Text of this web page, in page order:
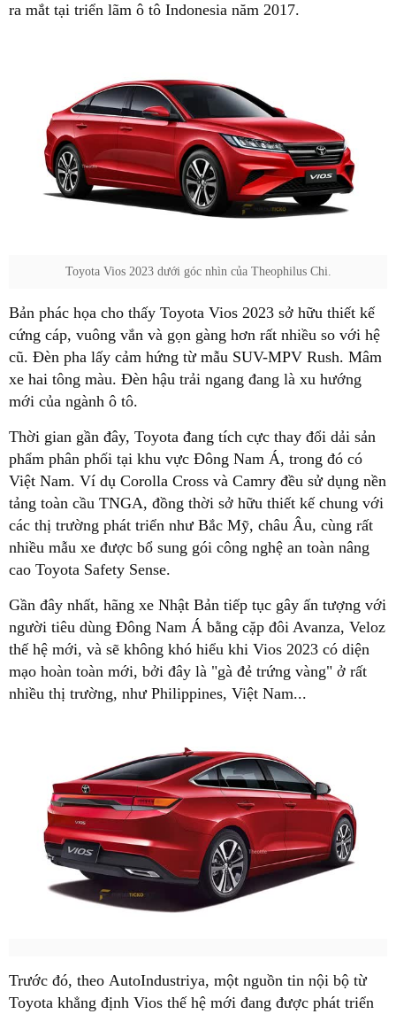
ra mắt tại triển lãm ô tô Indonesia năm 2017.
Toyota Vios 2023 dưới góc nhìn của Theophilus Chi.
Bản phác họa cho thấy Toyota Vios 2023 sở hữu thiết kế
cứng cáp, vuông vắn và gọn gàng hơn rất nhiều so với hệ
cũ. Đèn pha lấy cảm hứng từ mẫu SUV-MPV Rush. Mâm
xe hai tông màu. Đèn hậu trải ngang đang là xu hướng
mới của ngành ô tô.
Thời gian gần đây, Toyota đang tích cực thay đổi dải sản
phẩm phân phối tại khu vực Đông Nam Á, trong đó có
Việt Nam. Ví dụ Corolla Cross và Camry đều sử dụng nền
tảng toàn cầu TNGA, đồng thời sở hữu thiết kế chung với
các thị trường phát triển như Bắc Mỹ, châu Âu, cùng rất
nhiều mẫu xe được bổ sung gói công nghệ an toàn nâng
cao Toyota Safety Sense.
Gần đây nhất, hãng xe Nhật Bản tiếp tục gây ấn tượng với
người tiêu dùng Đông Nam Á bằng cặp đôi Avanza, Veloz
thế hệ mới, và sẽ không khó hiểu khi Vios 2023 có diện
mạo hoàn toàn mới, bởi đây là "gà đẻ trứng vàng" ở rất
nhiều thị trường, như Philippines, Việt Nam...
Trước đó, theo AutoIndustriya, một nguồn tin nội bộ từ
Toyota khẳng định Vios thế hệ mới đang được phát triển